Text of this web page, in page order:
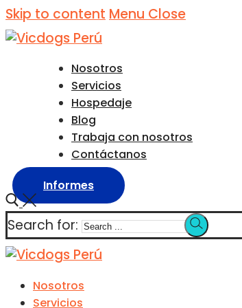
Skip to content Menu Close
Nosotros
Servicios
Hospedaje
Blog
Trabaja con nosotros
Contáctanos
Informes
Search for:
Nosotros
Servicios